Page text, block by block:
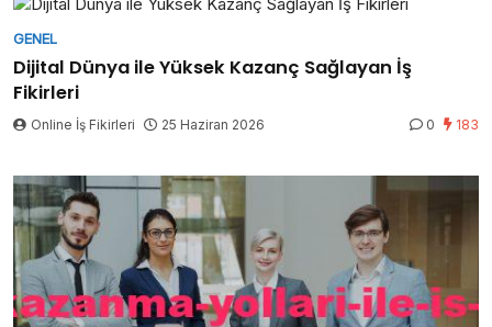
GENEL
Dijital Dünya ile Yüksek Kazanç Sağlayan İş
Fikirleri
Online İş Fikirleri 25 Haziran 2026 0 183